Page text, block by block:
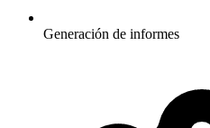
Generación de informes